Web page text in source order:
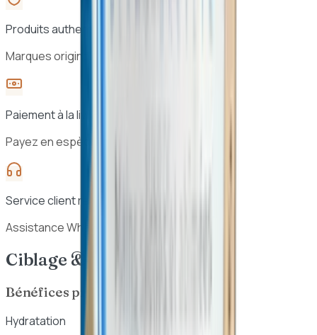
Produits authentiques
Marques originales, sélection vérifiée
Paiement à la livraison
Payez en espèces à la réception
Service client réactif
Assistance WhatsApp 7j/7
Ciblage & Bénéfices
Bénéfices principaux
Hydratation